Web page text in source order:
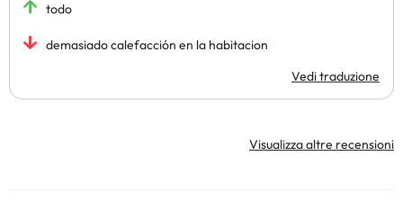
todo
demasiado calefacción en la habitacion
Vedi traduzione
Visualizza altre recensioni